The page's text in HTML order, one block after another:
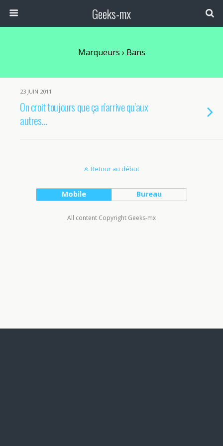
Geeks-mx
Marqueurs › Bans
23 JUIN 2011
On croit toujours que ça n'arrive qu'aux
autres…
Retour au début
Mobile Bureau
All content Copyright Geeks-mx